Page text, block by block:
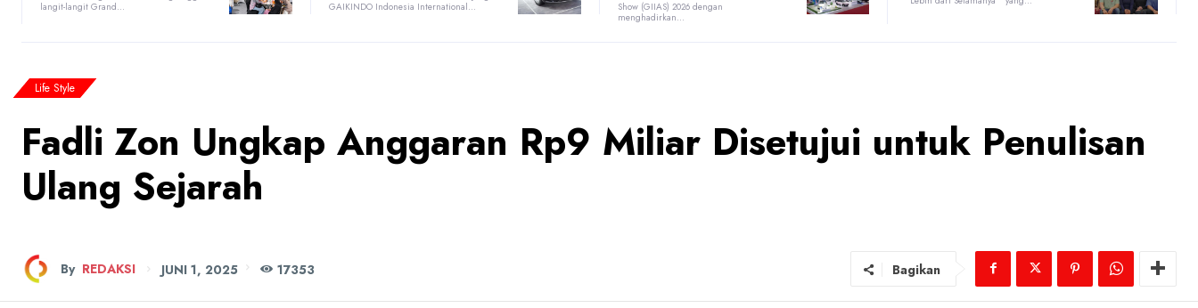
langit-langit Grand...
GAIKINDO Indonesia International...
Show (GIIAS) 2026 dengan
menghadirkan...
Life Style
Fadli Zon Ungkap Anggaran Rp9 Miliar Disetujui untuk Penulisan
Ulang Sejarah
By REDAKSI JUNI 1, 2025 17353 Bagikan